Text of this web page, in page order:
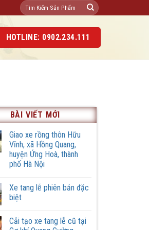
Tìm
kiếm:
HOTLINE: 0902.234.111
BÀI VIẾT MỚI
Giao xe rồng thôn Hữu
Vĩnh, xã Hồng Quang,
huyện Ứng Hoà, thành
phố Hà Nội
bình
luận
ở
rồng
thôn
Xe tang lễ phiên bản đặc
biệt
bình
luận
Cải tạo xe tang lễ cũ tại